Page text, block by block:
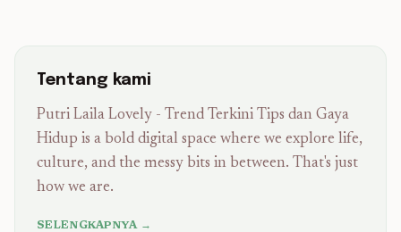
Tentang kami
Putri Laila Lovely - Trend Terkini Tips dan Gaya
Hidup is a bold digital space where we explore life,
culture, and the messy bits in between. That's just
how we are.
SELENGKAPNYA →